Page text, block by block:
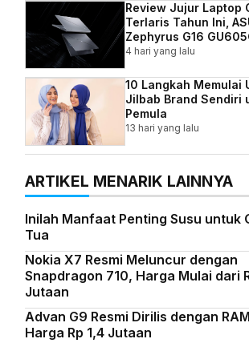
Review Jujur Laptop
Terlaris Tahun Ini,
Zephyrus G16
4 hari yang lalu
10 Langkah Memulai
Jilbab Brand Sendiri
Pemula
13 hari yang lalu
ARTIKEL MENARIK LAINNYA
Inilah Manfaat Penting Susu untuk
Tua
Nokia X7 Resmi Meluncur dengan
Snapdragon 710, Harga Mulai dari
Jutaan
Advan G9 Resmi Dirilis dengan
Harga Rp 1,4 Jutaan